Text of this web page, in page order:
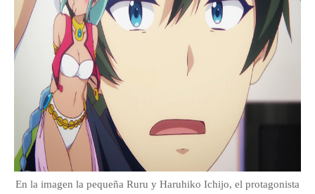
En la imagen la pequeña Ruru y Haruhiko Ichijo, el protagonista